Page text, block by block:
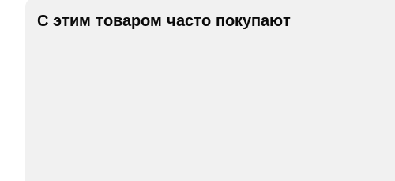
С этим товаром часто покупают